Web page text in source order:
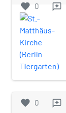
favorite 0 reviews
favorite 0 reviews